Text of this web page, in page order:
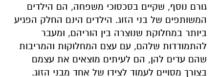
גורם נוסף, שקיים בסכסוכי משפחה, הם הילדים
המשותפים של בני הזוג. הילדים הינם החלק הפגיע
ביותר במחלוקת שנוצרה בין הוריהם, ומעבר
להתמודדות שלהם, עם עצם המחלוקות והמריבות
שהם עדים להן, הם לעיתים מוצאים את עצמם
בצורך מסויים לעמוד לצידו של אחד מבני הזוג.